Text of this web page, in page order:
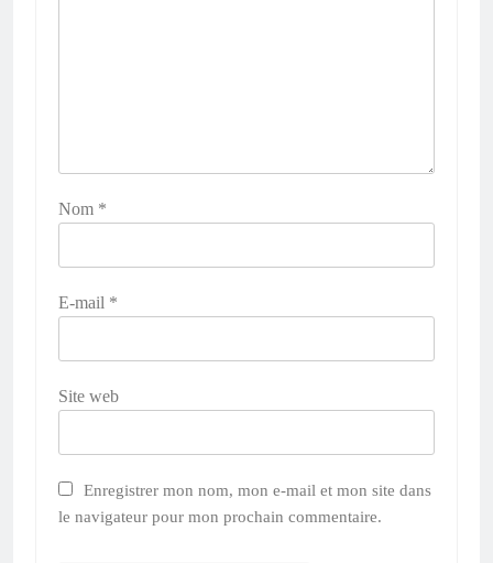
Nom *
E-mail *
Site web
Enregistrer mon nom, mon e-mail et mon site dans
le navigateur pour mon prochain commentaire.